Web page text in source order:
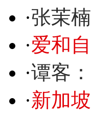
·张茉
·爱和
·谭客
·新加